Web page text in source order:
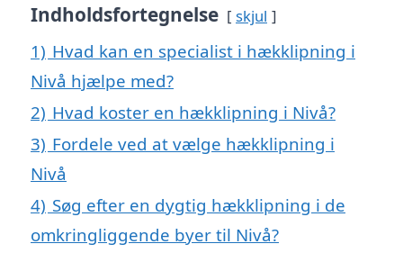
Indholdsfortegnelse skjul
1) Hvad kan en specialist i hækklipning i
Nivå hjælpe med?
2) Hvad koster en hækklipning i Nivå?
3) Fordele ved at vælge hækklipning i
Nivå
4) Søg efter en dygtig hækklipning i de
omkringliggende byer til Nivå?